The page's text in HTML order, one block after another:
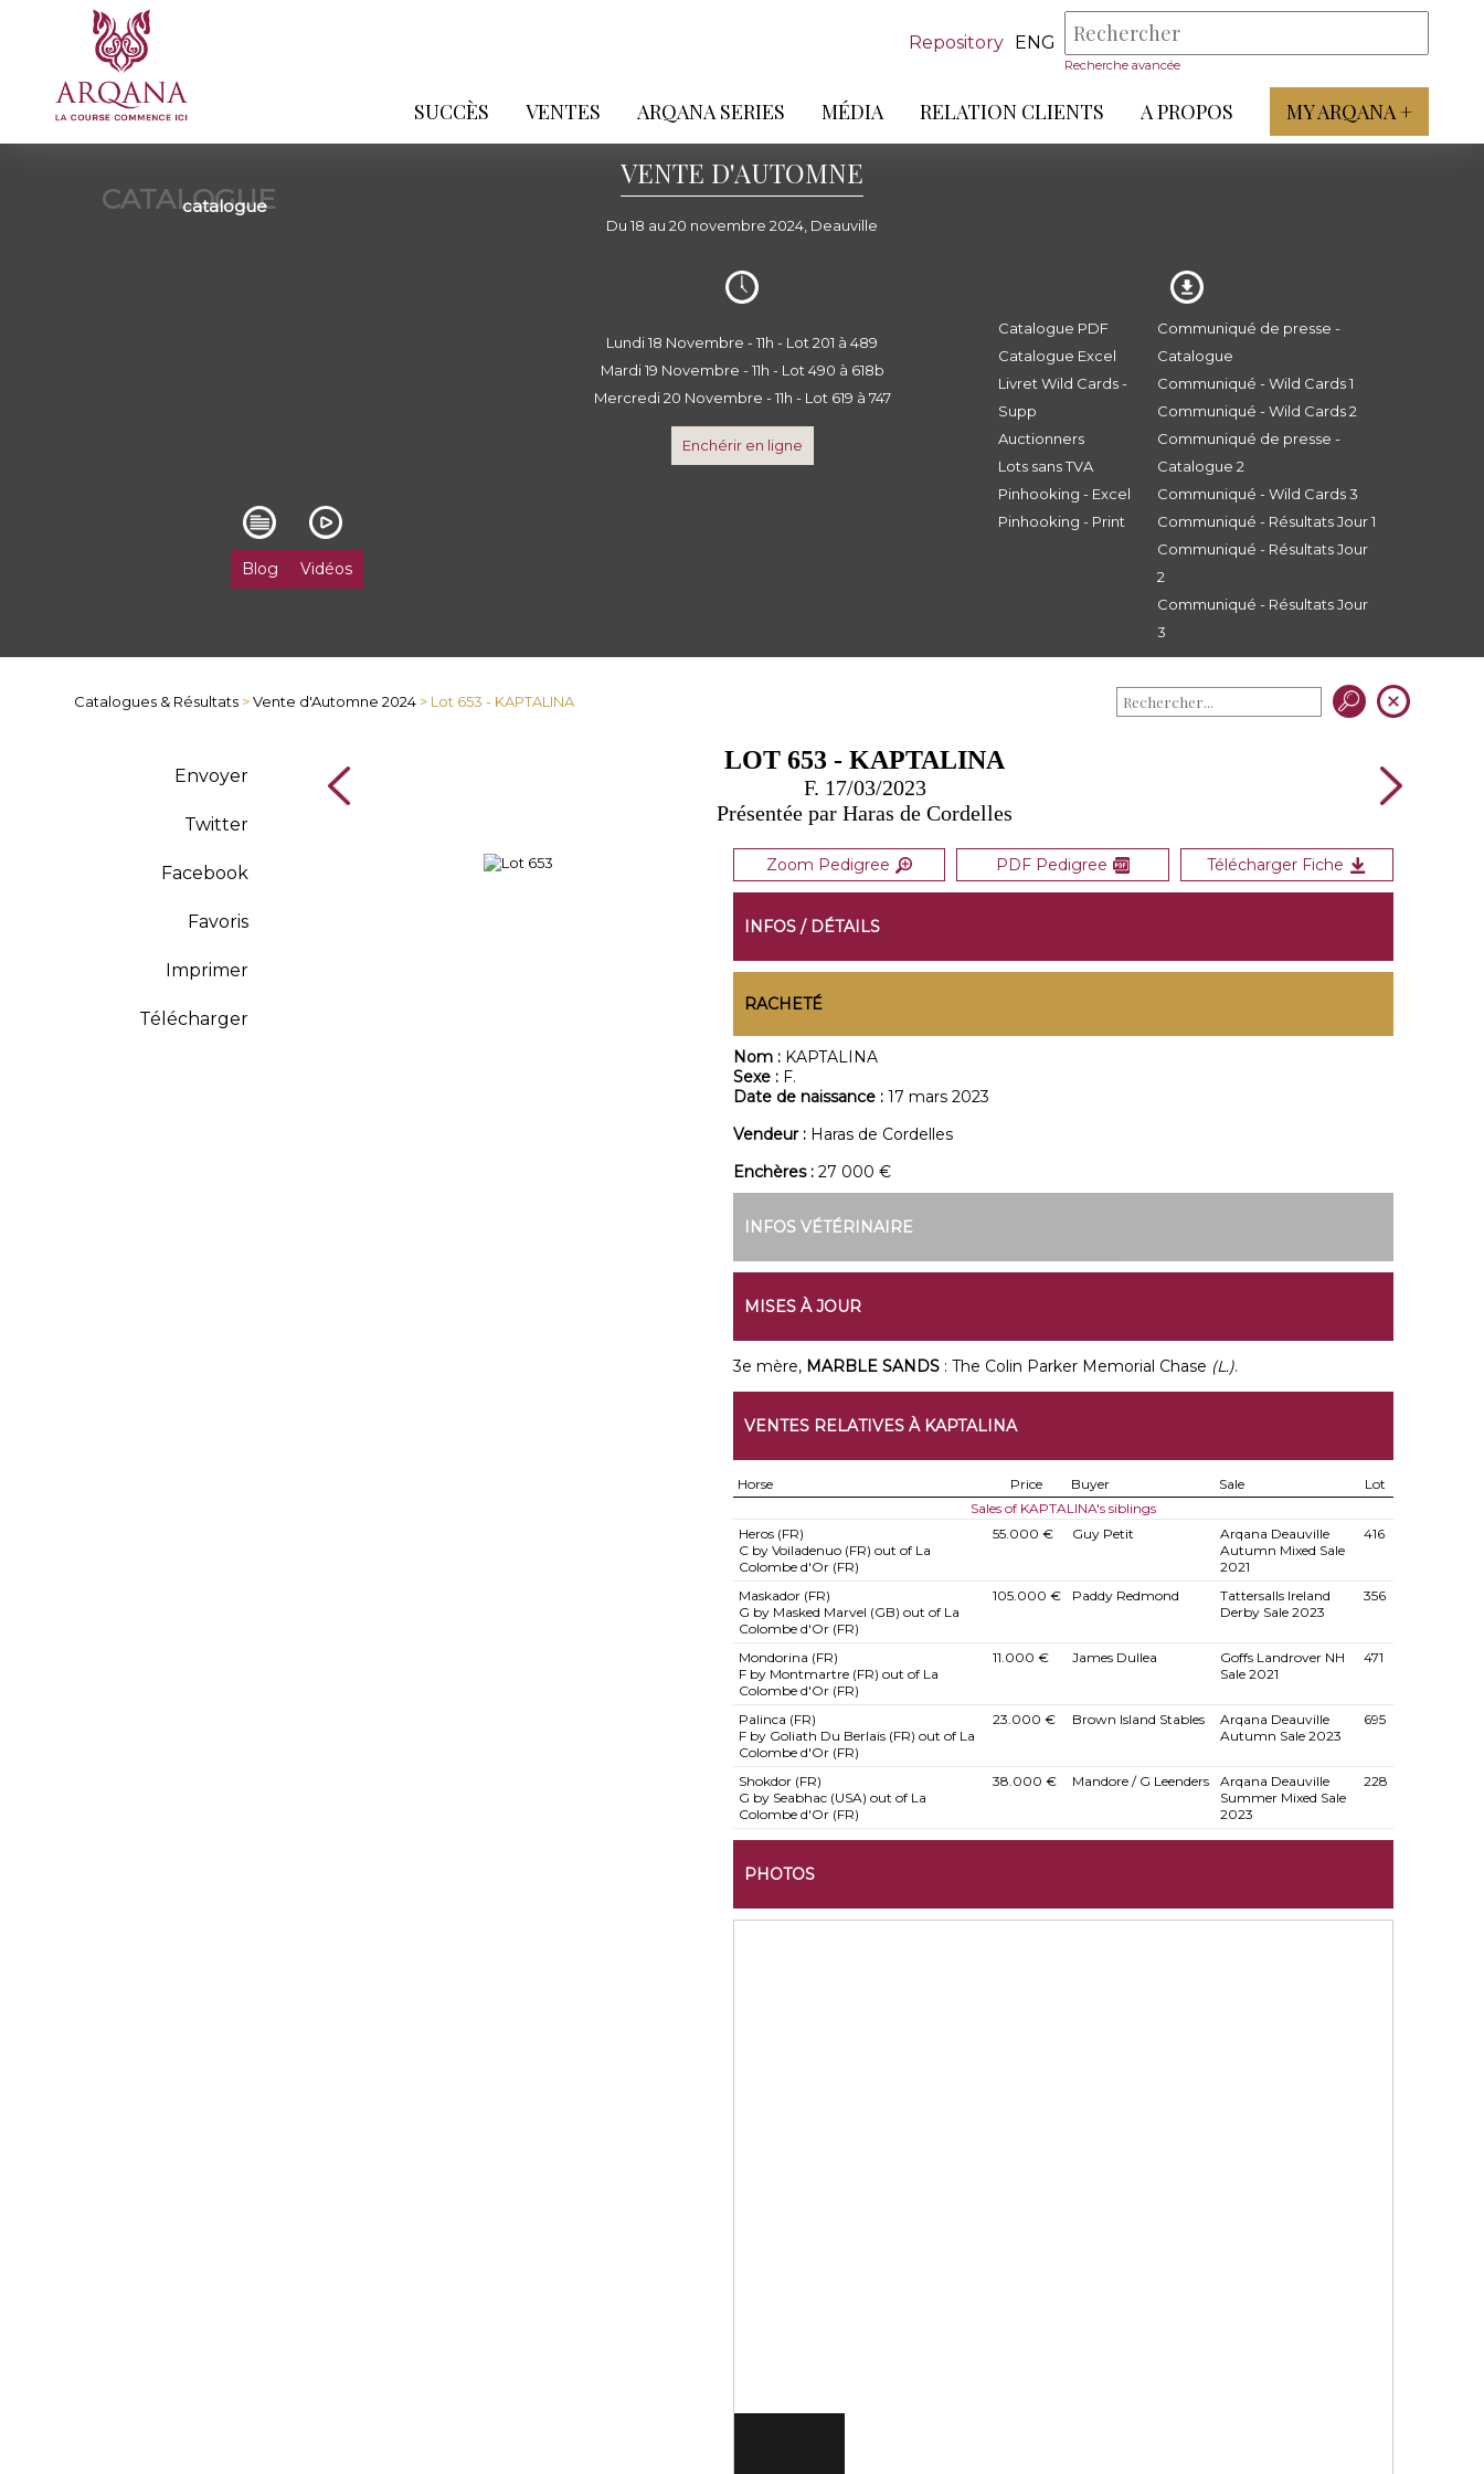
Repository ENG
Recherche avancée
SUCCÈS VENTES ARQANA SERIES MÉDIA RELATION CLIENTS A PROPOS MY ARQANA +
CATALOGUE
catalogue
VENTE D'AUTOMNE
Du 18 au 20 novembre 2024, Deauville
Blog Vidéos
Lundi 18 Novembre - 11h - Lot 201 à 489
Mardi 19 Novembre - 11h - Lot 490 à 618b
Mercredi 20 Novembre - 11h - Lot 619 à 747
Enchérir en ligne
Catalogue PDF
Catalogue Excel
Livret Wild Cards -
Supp
Auctionners
Lots sans TVA
Pinhooking - Excel
Pinhooking - Print
Communiqué de presse -
Catalogue
Communiqué - Wild Cards 1
Communiqué - Wild Cards 2
Communiqué de presse -
Catalogue 2
Communiqué - Wild Cards 3
Communiqué - Résultats Jour 1
Communiqué - Résultats Jour
2
Communiqué - Résultats Jour
3
Catalogues & Résultats >Vente d'Automne 2024 > Lot 653 - KAPTALINA
Envoyer
Twitter
Facebook
Favoris
Imprimer
Télécharger
LOT 653 - KAPTALINA
F. 17/03/2023
Présentée par Haras de Cordelles
Zoom Pedigree PDF Pedigree Télécharger Fiche
INFOS / DÉTAILS
RACHETÉ
Nom : KAPTALINA
Sexe : F.
Date de naissance : 17 mars 2023
Vendeur : Haras de Cordelles
Enchères : 27 000 €
INFOS VÉTÉRINAIRE
MISES À JOUR
3e mère, MARBLE SANDS: The Colin Parker Memorial Chase (L.).
VENTES RELATIVES À KAPTALINA
Horse Price Buyer Sale
Lot
Sales of KAPTALINA's siblings
Heros (FR)
C by Voiladenuo (FR) out of La
Colombe d'Or (FR)
55.000 € Guy Petit
Arqana Deauville
Autumn Mixed Sale
2021
416
Maskador (FR)
G by Masked Marvel (GB) out of La
Colombe d'Or (FR)
105.000 € Paddy Redmond
Tattersalls Ireland
Derby Sale 2023
356
Mondorina (FR)
F by Montmartre (FR) out of La
Colombe d'Or (FR)
11.000 € James Dullea
Goffs Landrover NH
Sale 2021
471
Palinca (FR)
F by Goliath Du Berlais (FR) out of La
Colombe d'Or (FR)
23.000 € Brown Island Stables
Arqana Deauville
Autumn Sale 2023
695
Shokdor (FR)
G by Seabhac (USA) out of La
Colombe d'Or (FR)
38.000 € Mandore / G Leenders
Arqana Deauville
Summer Mixed Sale
2023
228
PHOTOS